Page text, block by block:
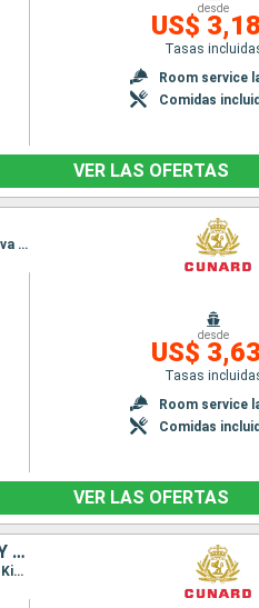
desde
US$
Tasas
Room service
Comidas
VER LAS OFERTAS
Itinerario : Nueva York, Tortola, St Kitts, Santa Lucia, Barbados, Saint Martin (Antilles Néerlandaises), Nueva York
desde
US$
Tasas
Room service
Comidas
VER LAS OFERTAS
ESTADOS UNIDOS, SAN MARTÍN, BARBADOS, SANTA LUCIA, DOMINICA, ANTIGUA Y BARBUDA
Itinerario : Nueva York, Tortola, Saint Martin (Antilles Néerlandaises), Barbados, Santa Lucia, Dominica, St Kitts, Nueva York